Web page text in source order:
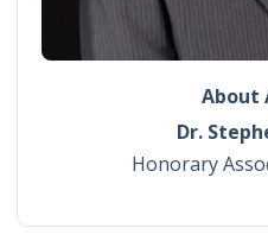
About
Dr.
Honorary